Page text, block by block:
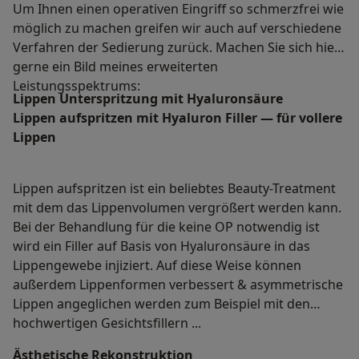
Um Ihnen einen operativen Eingriff so schmerzfrei wie
möglich zu machen greifen wir auch auf verschiedene
Verfahren der Sedierung zurück. Machen Sie sich hier
gerne ein Bild meines erweiterten
Leistungsspektrums:
Lippen Unterspritzung mit Hyaluronsäure
Lippen aufspritzen mit Hyaluron Filler — für vollere
Lippen
Lippen aufspritzen ist ein beliebtes Beauty-Treatment
mit dem das Lippenvolumen vergrößert werden kann.
Bei der Behandlung für die keine OP notwendig ist
wird ein Filler auf Basis von Hyaluronsäure in das
Lippengewebe injiziert. Auf diese Weise können
außerdem Lippenformen verbessert & asymmetrische
Lippen angeglichen werden zum Beispiel mit den
hochwertigen Gesichtsfillern ...
Ästhetische Rekonstruktion